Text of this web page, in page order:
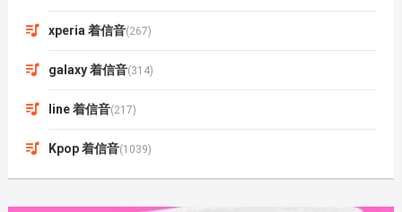
xperia 着信音(267)
galaxy 着信音(314)
line 着信音(217)
Kpop 着信音(1039)